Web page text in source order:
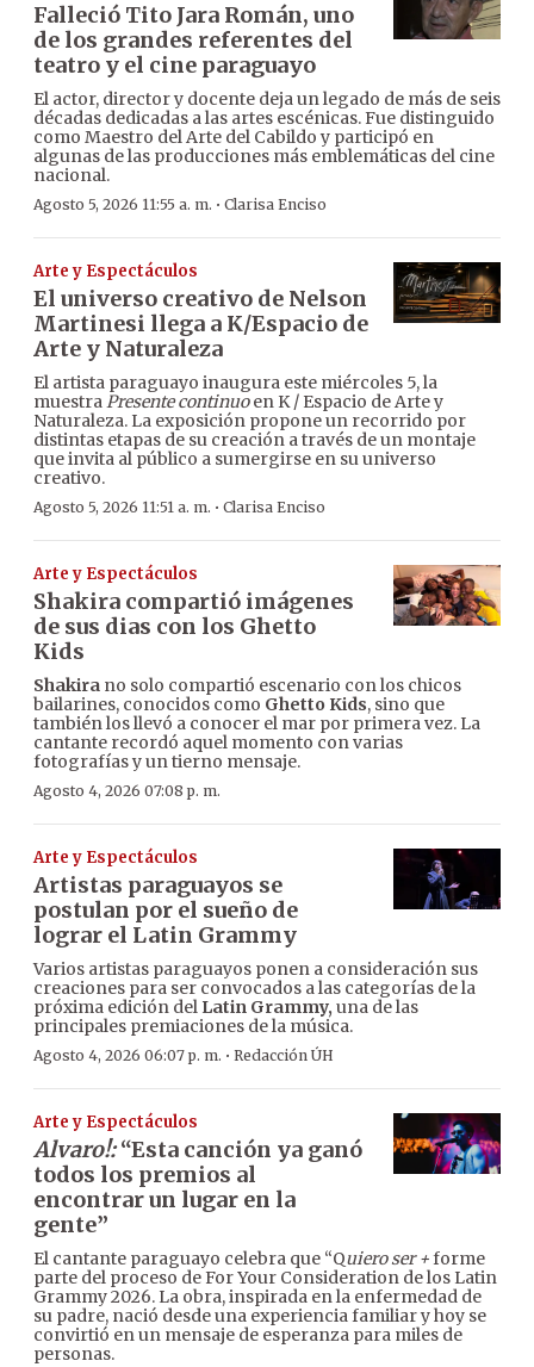
Falleció Tito Jara Román, uno
de los grandes referentes del
teatro y el cine paraguayo
El actor, director y docente deja un legado de más de seis
décadas dedicadas a las artes escénicas. Fue distinguido
como Maestro del Arte del Cabildo y participó en
algunas de las producciones más emblemáticas del cine
nacional.
Agosto 5, 2026 11:55 a. m. · Clarisa Enciso
Arte y Espectáculos
El universo creativo de Nelson
Martinesi llega a K/Espacio de
Arte y Naturaleza
El artista paraguayo inaugura este miércoles 5, la
muestraPresente continuoen K / Espacio de Arte y
Naturaleza. La exposición propone un recorrido por
distintas etapas de su creación a través de un montaje
que invita al público a sumergirse en su universo
creativo.
Agosto 5, 2026 11:51 a. m. · Clarisa Enciso
Arte y Espectáculos
Shakira compartió imágenes
de sus dias con los Ghetto
Kids
Shakira no solo compartió escenario con los chicos
bailarines, conocidos como Ghetto Kids, sino que
también los llevó a conocer el mar por primera vez. La
cantante recordó aquel momento con varias
fotografías y un tierno mensaje.
Agosto 4, 2026 07:08 p. m.
Arte y Espectáculos
Artistas paraguayos se
postulan por el sueño de
lograr el Latin Grammy
Varios artistas paraguayos ponen a consideración sus
creaciones para ser convocados a las categorías de la
próxima edición del Latin Grammy, una de las
principales premiaciones de la música.
Agosto 4, 2026 06:07 p. m. · Redacción ÚH
Arte y Espectáculos
Alvaro!:“Esta canción ya ganó
todos los premios al
encontrar un lugar en la
gente”
El cantante paraguayo celebra que “Quiero ser +forme
parte del proceso de For Your Consideration de los Latin
Grammy 2026. La obra, inspirada en la enfermedad de
su padre, nació desde una experiencia familiar y hoy se
convirtió en un mensaje de esperanza para miles de
personas.